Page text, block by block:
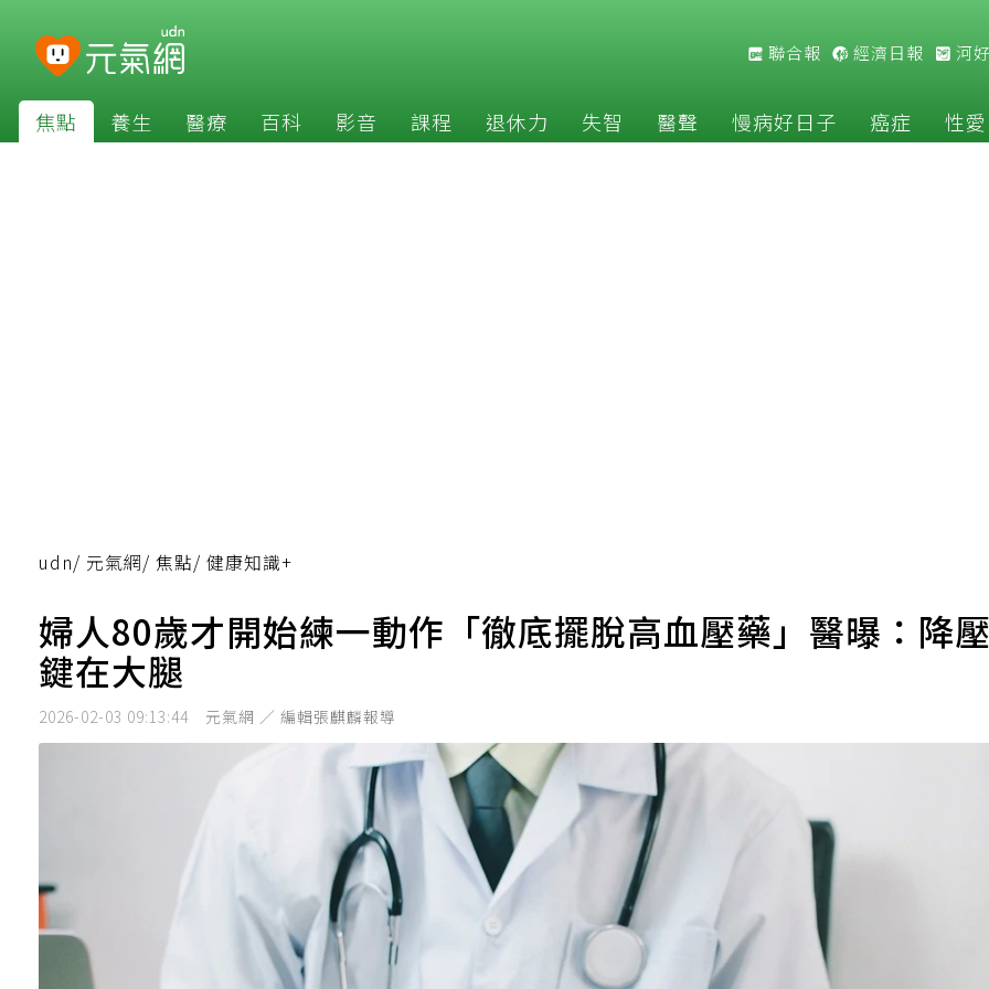
聯合報 經濟日報 河
焦點 養生 醫療 百科 影音 課程 退休力 失智 醫聲 慢病好日子 癌症 性愛
udn/ 元氣網/ 焦點/ 健康知識+
婦人80歲才開始練一動作「徹底擺脫高血壓藥」醫曝：降
鍵在大腿
2026-02-03 09:13:44 元氣網 ／ 編輯張麒麟報導